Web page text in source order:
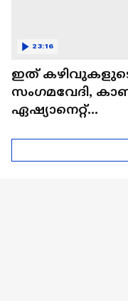
ഇത്
സംഗമവേദി,
ഏഷ്യാനെറ്റ്
23:16